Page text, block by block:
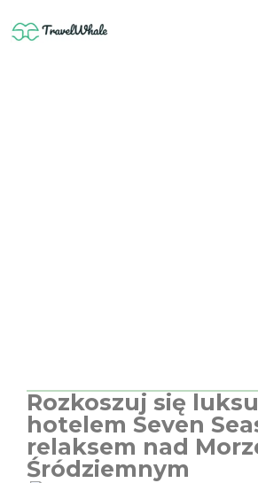
Rozkoszuj się
hotelem Seven
relaksem nad
Śródziemnym